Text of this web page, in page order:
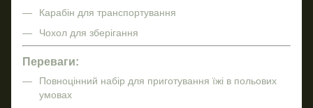
Карабін для транспортування
Чохол для зберігання
Переваги:
Повноцінний набір для приготування їжі в польових
умовах